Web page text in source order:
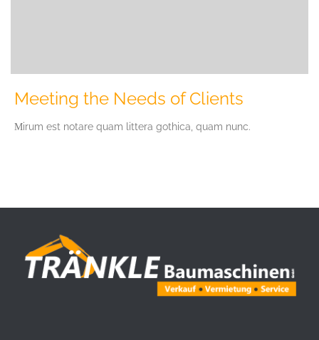
Meeting the Needs of Clients
Мirum est notare quam littera gothica, quam nunc.